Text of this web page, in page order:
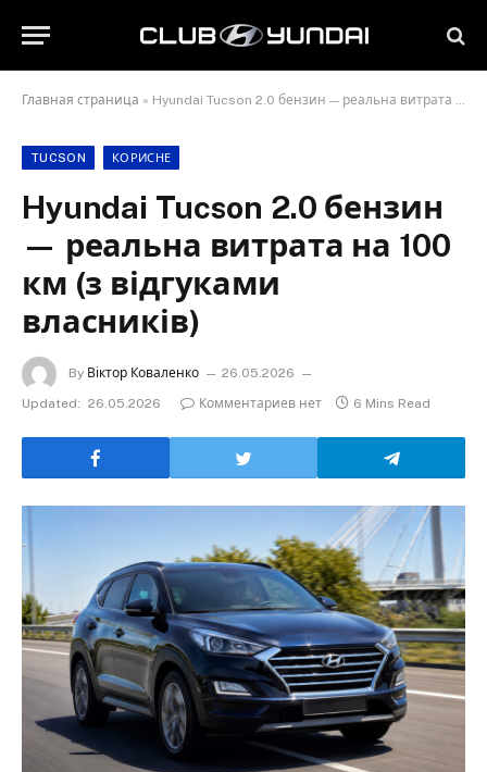
Главная страница » Hyundai Tucson 2.0 бензин — реальна витрата на 100 км (з відгуками власників)
TUCSON КОРИСНЕ
Hyundai Tucson 2.0 бензин
— реальна витрата на 100
км (з відгуками
власників)
By Віктор Коваленко
26.05.2026
Updated: 26.05.2026 Комментариев нет 6 Mins Read